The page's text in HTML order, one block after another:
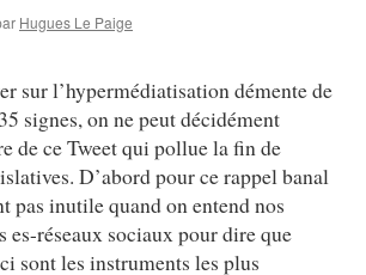
Hugues Le Paige
sur l’hypermédiatisation démente de
signes, on ne peut décidément
de ce Tweet qui pollue la fin de
D’abord pour ce rappel banal
pas inutile quand on entend nos
es-réseaux sociaux pour dire que
sont les instruments les plus